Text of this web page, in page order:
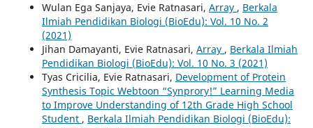
Wulan Ega Sanjaya, Evie Ratnasari, Array , Berkala
Ilmiah Pendidikan Biologi (BioEdu): Vol. 10 No. 2
(2021)
Jihan Damayanti, Evie Ratnasari, Array , Berkala Ilmiah
Pendidikan Biologi (BioEdu): Vol. 10 No. 3 (2021)
Tyas Cricilia, Evie Ratnasari, Development of Protein
Synthesis Topic Webtoon “Synprory!” Learning Media
to Improve Understanding of 12th Grade High School
Student , Berkala Ilmiah Pendidikan Biologi (BioEdu):